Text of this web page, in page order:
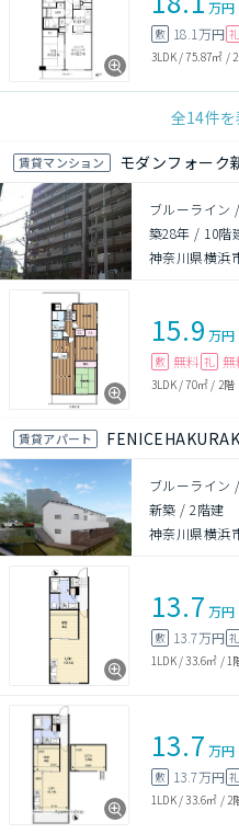
万円
敷 18.1万円 礼
3LDK/75.87㎡ /
全14件
賃貸マンション モダンフォーク
ブルーライン
築28年 / 10階
神奈川県横浜
15.9 万円
敷 無料 礼 無
3LDK/70㎡ / 2階
賃貸アパート
ブルーライン
新築 /2階建
神奈川県横浜
13.7 万円
敷 13.7万円 礼
1LDK/33.6㎡ / 1
13.7 万円
敷 13.7万円 礼
1LDK/33.6㎡ / 2